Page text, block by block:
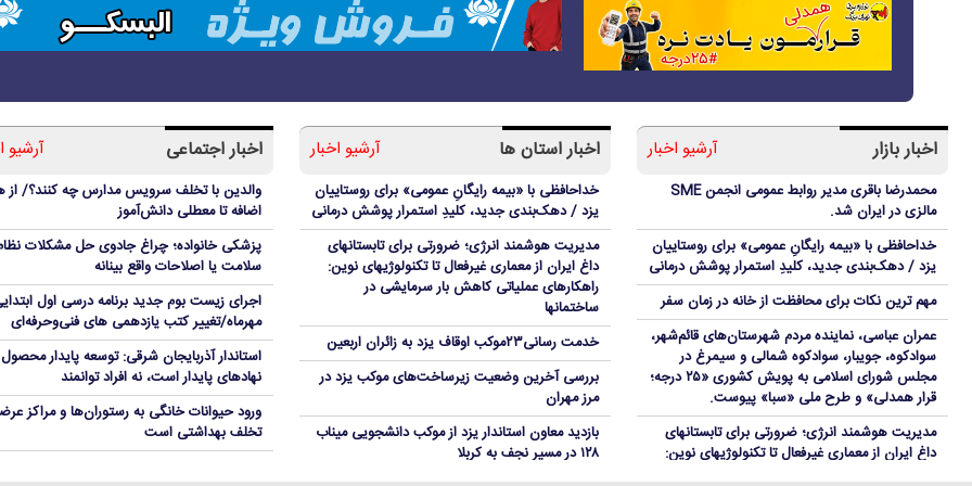
​​​​​​​آتش‌سوزی گسترده در کارخانه مواد شیمیایی در برزیل
آمریکا و پاراگوئه توافق‌نامه همکاری در زمینه انرژی
هسته‌ای امضا کردند
رگبار و رعدوبرق در مازندران و ارتفاعات البرز مرکزی
اجرای بزرگترین مزرعه خورشیدی کشور در استان زنجان
سرمایه
چرا گرانی تمام نمی‌شود؟ روایت یک اقتصاددان
دو کشته در برخورد دو بالگرد در یونان هنگام اطفای
حریق
مغرب: انتشار شایعات و اطلاعات غلط منجر به هجوم
بی‌سابقه مهاجران به سئوتا شد
اظهار نگرانی پاپ لئو درباره بحران مهاجران در سئوتا
مدیریت بحران بنزین با توسعه سبد سوخت خودروها
امکان‌پذیر است
اخبار بازار آرشیو اخبار
محمدرضا باقری مدیر روابط عمومی انجمن SME
مالزی در ایران شد.
خداحافظی با «بیمه رایگانِ عمومی» برای روستاییان
یزد / دهک‌بندی جدید، کلیدِ استمرار پوشش درمانی
مهم ترین نکات برای محافظت از خانه در زمان سفر
عمران عباسی، نماینده مردم شهرستان‌های قائم‌شهر،
سوادكوه، جویبار، سوادكوه شمالی و سیمرغ در
مجلس شورای اسلامی به پویش كشوری «۲۵ درجه؛
قرار همدلی» و طرح ملی «سبا» پیوست.
مدیریت هوشمند انرژی؛ ضرورتی برای تابستانهای
داغ ایران از معماری غیرفعال تا تکنولوژیهای نوین:
اخبار استان ها آرشیو اخبار
خداحافظی با «بیمه رایگانِ عمومی» برای روستاییان
یزد / دهک‌بندی جدید، کلیدِ استمرار پوشش درمانی
مدیریت هوشمند انرژی؛ ضرورتی برای تابستانهای
داغ ایران از معماری غیرفعال تا تکنولوژیهای نوین:
راهکارهای عملیاتی کاهش بار سرمایشی در
ساختمانها
خدمت رسانی۲۳موکب اوقاف یزد به زائران اربعین
بررسی آخرین وضعیت زیرساخت‌های موکب یزد در
مرز مهران
بازدید معاون استاندار یزد از موکب دانشجویی میناب
۱۲۸ در مسیر نجف به کربلا
اخبار اجتماعی آرشیو
والدین با تخلف سرویس مدارس چه کنند؟/ از
اضافه تا معطلی دانش‌آموز
پزشکی خانواده؛ چراغ جادوی حل مشکلات
سلامت یا اصلاحات واقع بینانه
اجرای زیست بوم جدید برنامه درسی اول
مهرماه/تغییر کتب یازدهمی های فنی‌وحرفه‌ای
استاندار آذربایجان شرقی: توسعه پایدار محصول
نهادهای پایدار است، نه افراد توانمند
ورود حیوانات خانگی به رستوران‌ها و مراکز
تخلف بهداشتی است